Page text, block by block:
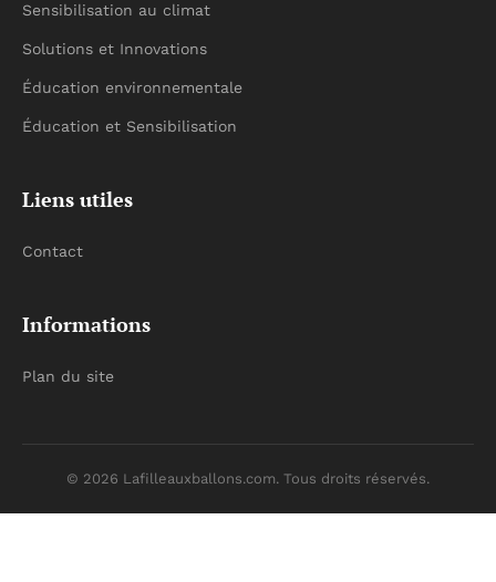
Sensibilisation au climat
Solutions et Innovations
Éducation environnementale
Éducation et Sensibilisation
Liens utiles
Contact
Informations
Plan du site
© 2026 Lafilleauxballons.com. Tous droits réservés.